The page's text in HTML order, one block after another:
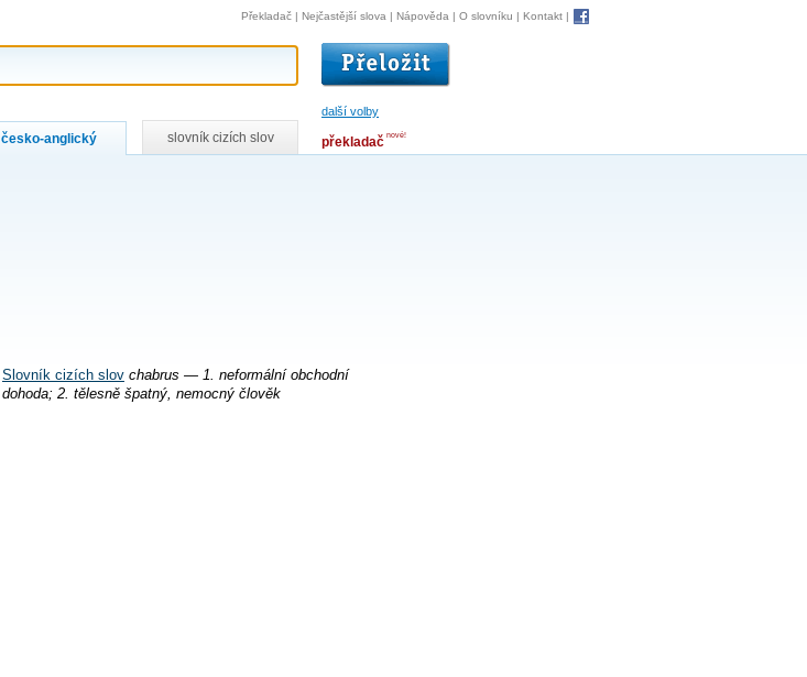
další volby
Překladač | Nejčastější slova | Nápověda | O slovníku | Kontakt |
česko-anglický slovník cizích slov překladač nové!
Slovník cizích slov chabrus — 1. neformální obchodní
dohoda; 2. tělesně špatný, nemocný člověk